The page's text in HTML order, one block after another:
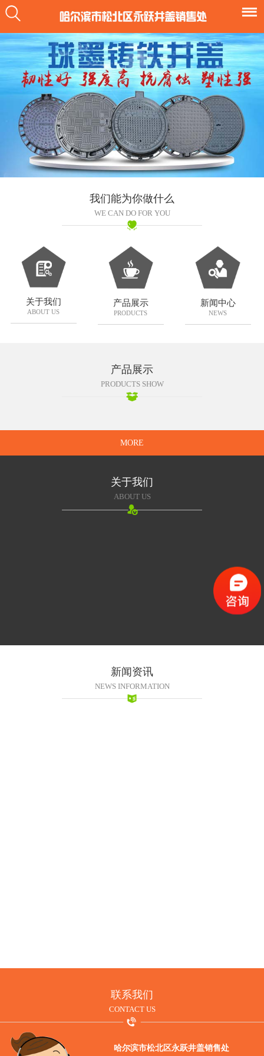
我们能为你做什么
WE CAN DO FOR YOU
关于我们
ABOUT US
产品展示
PRODUCTS
新闻中心
NEWS
产品展示
PRODUCTS SHOW
MORE
关于我们
ABOUT US
新闻资讯
NEWS INFORMATION
联系我们
CONTACT US
哈尔滨市松北区永跃井盖销售处